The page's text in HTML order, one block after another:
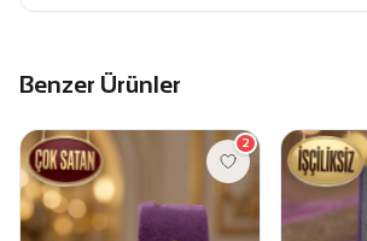
Benzer Ürünler
2